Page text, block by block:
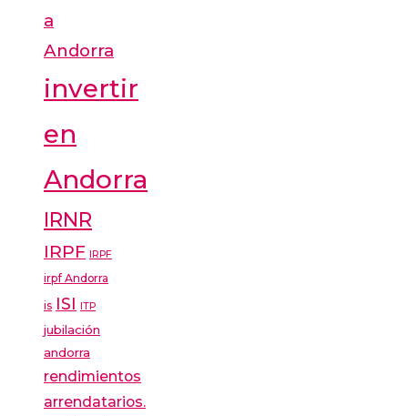
a
Andorra
invertir
en
Andorra
IRNR
IRPF IRPF
irpf Andorra
is ISI ITP
jubilación
andorra
rendimientos
arrendatarios.